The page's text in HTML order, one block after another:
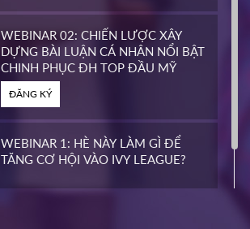
ĐĂNG KÝ
WHATCOM COMMUNITY COLLEGE
ĐĂNG KÝ
WEBINAR 02: CHIẾN LƯỢC XÂY
DỰNG BÀI LUẬN CÁ NHÂN NỔI BẬT
CHINH PHỤC ĐH TOP ĐẦU MỸ
ĐĂNG KÝ
WEBINAR 1: HÈ NÀY LÀM GÌ ĐỂ
TĂNG CƠ HỘI VÀO IVY LEAGUE?